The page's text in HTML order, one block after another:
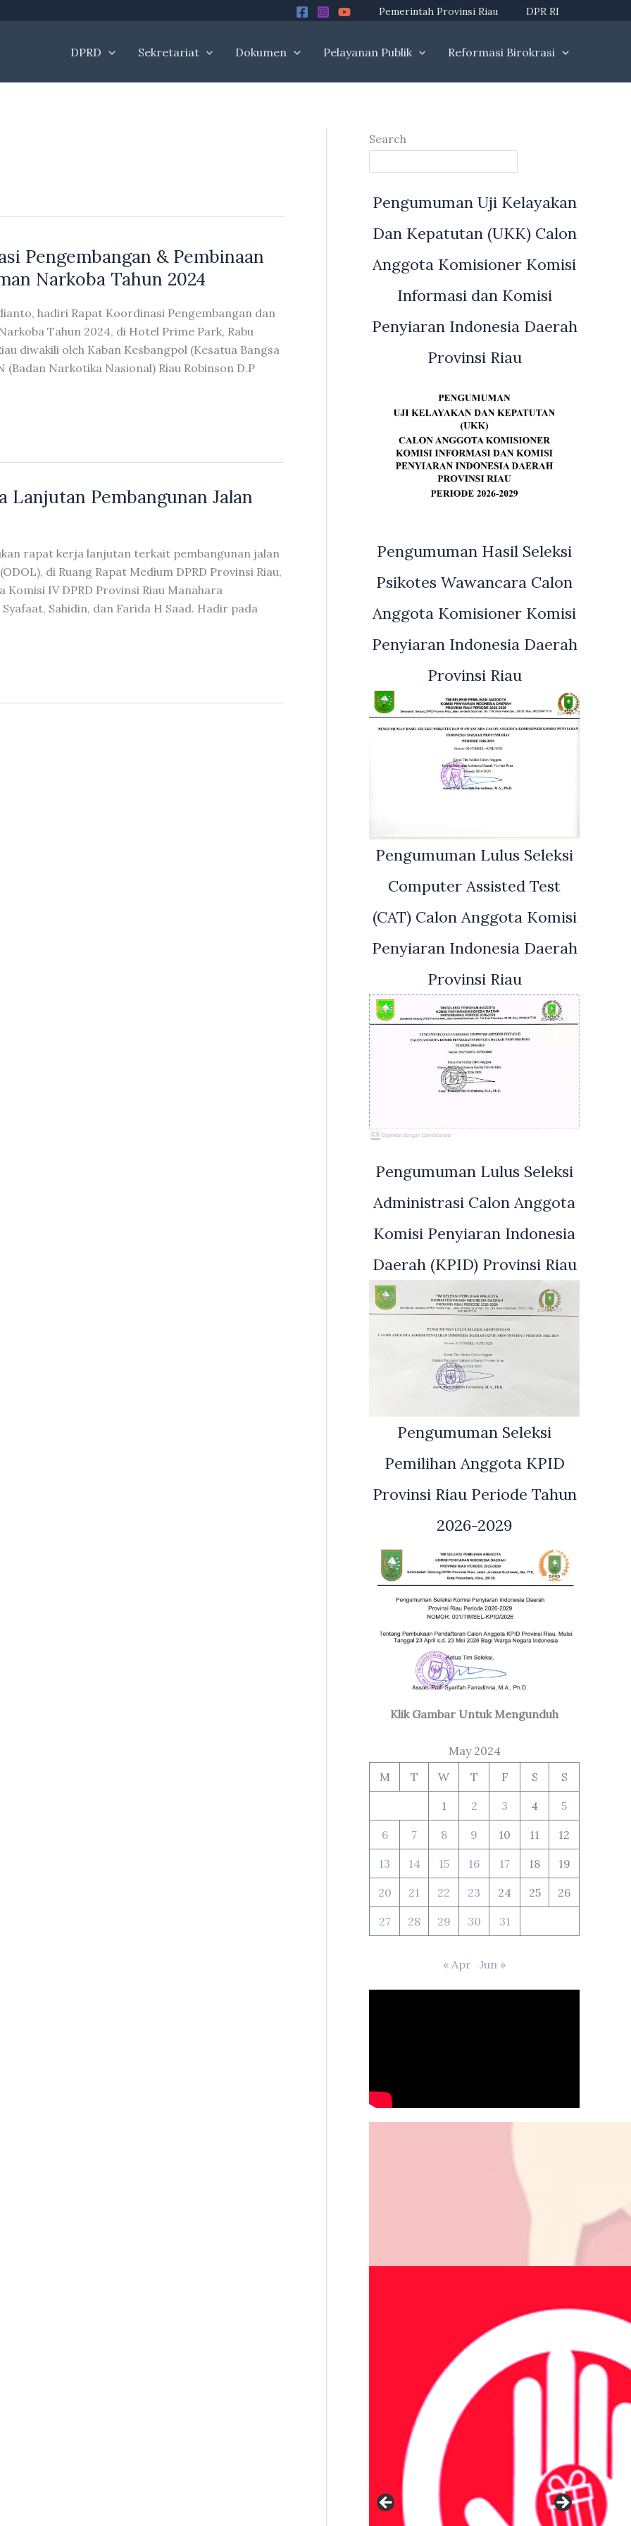
Pemerintah Provinsi Riau DPR RI
DPRD Sekretariat Dokumen Pelayanan Publik Reformasi Birokrasi
Pengembangan & Pembinaan
Narkoba Tahun 2024
hadiri Rapat Koordinasi Pengembangan dan
Tahun 2024, di Hotel Prime Park, Rabu
diwakili oleh Kaban Kesbangpol (Kesatua Bangsa
Narkotika Nasional) Riau Robinson D.P
Lanjutan Pembangunan Jalan
rapat kerja lanjutan terkait pembangunan jalan
di Ruang Rapat Medium DPRD Provinsi Riau,
IV DPRD Provinsi Riau Manahara
Sahidin, dan Farida H Saad. Hadir pada
Search
Pengumuman Uji Kelayakan
Dan Kepatutan (UKK) Calon
Anggota Komisioner Komisi
Informasi dan Komisi
Penyiaran Indonesia Daerah
Provinsi Riau
Pengumuman Hasil Seleksi
Psikotes Wawancara Calon
Anggota Komisioner Komisi
Penyiaran Indonesia Daerah
Provinsi Riau
Pengumuman Lulus Seleksi
Computer Assisted Test
(CAT) Calon Anggota Komisi
Penyiaran Indonesia Daerah
Provinsi Riau
Pengumuman Lulus Seleksi
Administrasi Calon Anggota
Komisi Penyiaran Indonesia
Daerah (KPID) Provinsi Riau
Pengumuman Seleksi
Pemilihan Anggota KPID
Provinsi Riau Periode Tahun
2026-2029
Klik Gambar Untuk Mengunduh
May 2024
M
T W T F S S
1 2 3 4 5
6 7 8 9 10 11 12
13 14 15 16 17 18 19
20 21 22 23 24 25 26
27 28 29 30 31
« Apr Jun »